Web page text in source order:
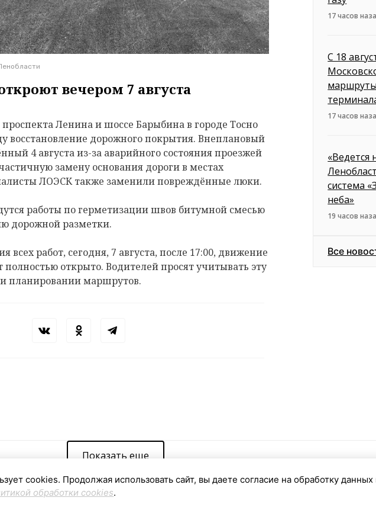
вечером 7 августа
Ленина и шоссе Барыбина в городе Тосно
восстановление дорожного покрытия. Внеплановый
4 августа из-за аварийного состояния проезжей
замену основания дороги в местах
ЛОЭСК также заменили повреждённые люки.
работы по герметизации швов битумной смесью
дорожной разметки.
всех работ, сегодня, 7 августа, после 17:00, движение
полностью открыто. Водителей просят учитывать эту
планировании маршрутов.
17 часов
С 18
маршруты
17 часов
«Ведется
система
неба»
19 часов
Все
Показать еще
«Общая газета Свидетельство о регистрации средства массовой информации ЭЛ № ФС 77 - 91024 от
cookies. Продолжая использовать сайт, вы даете согласие на обработку данных
обработки cookies.